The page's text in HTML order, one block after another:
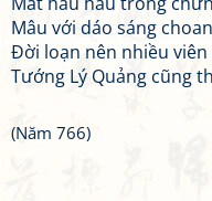
Mâu với dáo sáng
Đời loạn nên nhiều
Tướng Lý Quảng cũng
(Năm 766)